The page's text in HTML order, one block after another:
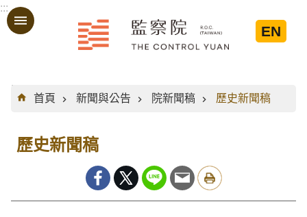
跳到主要內容區塊
:::
EN
:::
首頁
新聞與公告 院新聞稿 歷史新聞稿
歷史新聞稿